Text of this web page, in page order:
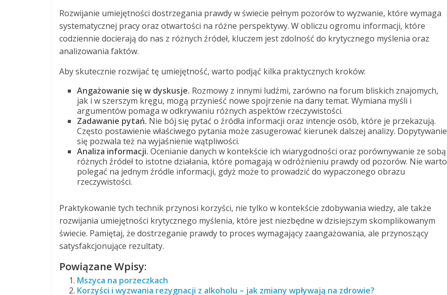
Rozwijanie umiejętności dostrzegania prawdy w świecie pełnym pozorów to wyzwanie, które wymaga
systematycznej pracy oraz otwartości na różne perspektywy. W obliczu ogromu informacji, które
codziennie docierają do nas z różnych źródeł, kluczem jest zdolność do krytycznego myślenia oraz
analizowania faktów.
Aby skutecznie rozwijać tę umiejętność, warto podjąć kilka praktycznych kroków:
Angażowanie się w dyskusje. Rozmowy z innymi ludźmi, zarówno na forum bliskich znajomych,
jak i w szerszym kręgu, mogą przynieść nowe spojrzenie na dany temat. Wymiana myśli i
argumentów pomaga w odkrywaniu różnych aspektów rzeczywistości.
Zadawanie pytań. Nie bój się pytać o źródła informacji oraz intencje osób, które je przekazują.
Często postawienie właściwego pytania może zasugerować kierunek dalszej analizy. Dopytywanie
się pozwala też na wyjaśnienie wątpliwości.
Analiza informacji. Ocenianie danych w kontekście ich wiarygodności oraz porównywanie ze sobą
różnych źródeł to istotne działania, które pomagają w odróżnieniu prawdy od pozorów. Nie warto
polegać na jednym źródle informacji, gdyż może to prowadzić do wypaczonego obrazu
rzeczywistości.
Praktykowanie tych technik przynosi korzyści, nie tylko w kontekście zdobywania wiedzy, ale także
rozwijania umiejętności krytycznego myślenia, które jest niezbędne w dzisiejszym skomplikowanym
świecie. Pamiętaj, że dostrzeganie prawdy to proces wymagający zaangażowania, ale przynoszący
satysfakcjonujące rezultaty.
Powiązane Wpisy:
Mszyca na porzeczkach
Korzyści i wyzwania rezygnacji z alkoholu – jak zmiany wpływają na zdrowie?